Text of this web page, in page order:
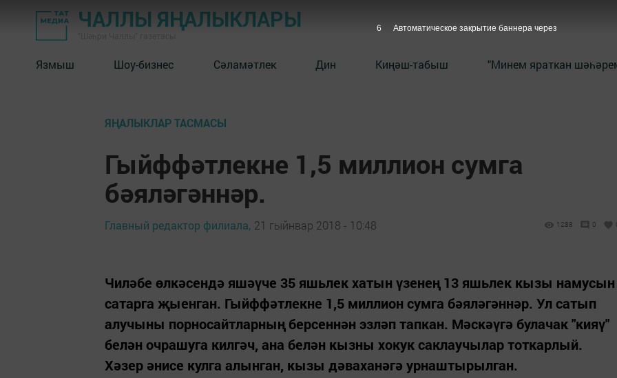
ЧАЛЛЫ ЯҢАЛЫКЛАРЫ
Язмыш Шоу-бизнес Сәламәтлек Дин Киңәш-табыш "Минем яраткан
ЯҢАЛЫКЛАР ТАСМАСЫ
Гыйффәтлекне 1,5 миллион сумга
бәяләгәннәр.
Главный редактор филиала, 21 гыйнвар 2018 - 10:48 1288 0
Чиләбе өлкәсендә яшәүче 35 яшьлек хатын үзенең 13 яшьлек кызы намусын
сатарга җыенган. Гыйффәтлекне 1,5 миллион сумга бәяләгәннәр. Ул сатып
алучыны порносайтларның берсеннән эзләп тапкан. Мәскәүгә булачак "кияү"
белән очрашуга килгәч, ана белән кызны хокук саклаучылар тоткарлый.
Хәзер әнисе кулга алынган, кызы дәваханәгә урнаштырылган.
5 Автоматическое закрытие баннера через